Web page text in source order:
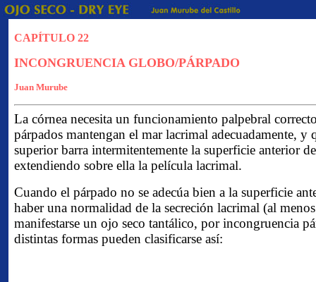
CAPÍTULO 22
INCONGRUENCIA GLOBO/PÁRPADO
Juan Murube
La córnea necesita un funcionamiento palpebral
párpados mantengan el mar lacrimal adecuadamente, y
superior barra intermitentemente la superficie anterior
extendiendo sobre ella la película lacrimal.
Cuando el párpado no se adecúa bien a la superficie
haber una normalidad de la secreción lacrimal (al
manifestarse un ojo seco tantálico, por incongruencia
distintas formas pueden clasificarse así: